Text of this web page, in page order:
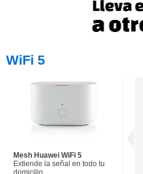
WiFi 5
Mesh Huawei WiFi 5
Extiende la señal en todo tu
domicilio.